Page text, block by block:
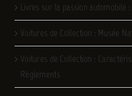
Livres sur la passion automobile
Voitures de Collection : Musée
Voitures de Collection :
Règlements